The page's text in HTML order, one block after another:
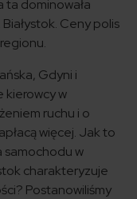
dominowała
Ceny polis
Gdyni i
kierowcy w
ruchu i o
więcej. Jak to
samochodu w
charakteryzuje
Postanowiliśmy